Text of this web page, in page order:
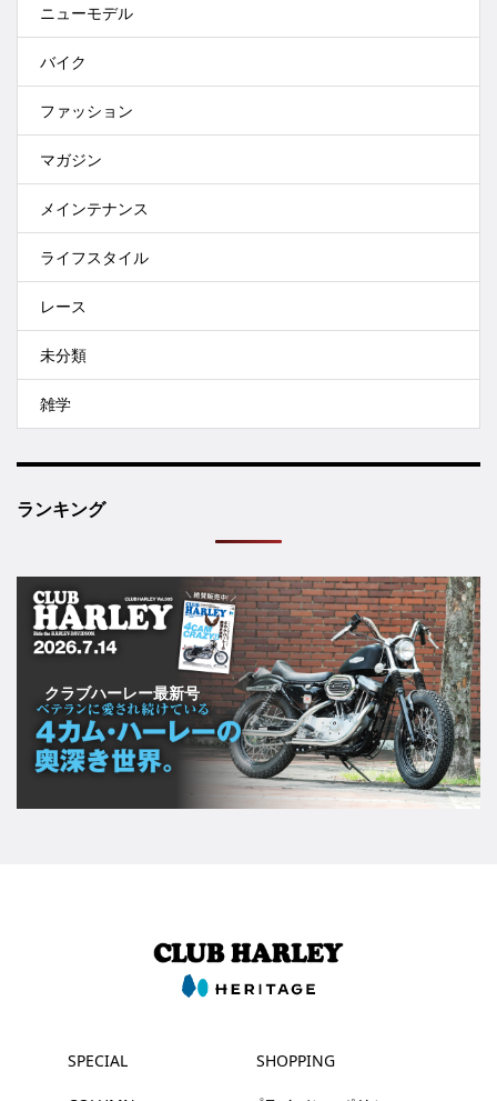
ニューモデル
バイク
ファッション
マガジン
メインテナンス
ライフスタイル
レース
未分類
雑学
ランキング
クラブハーレー最新号
SPECIAL SHOPPING